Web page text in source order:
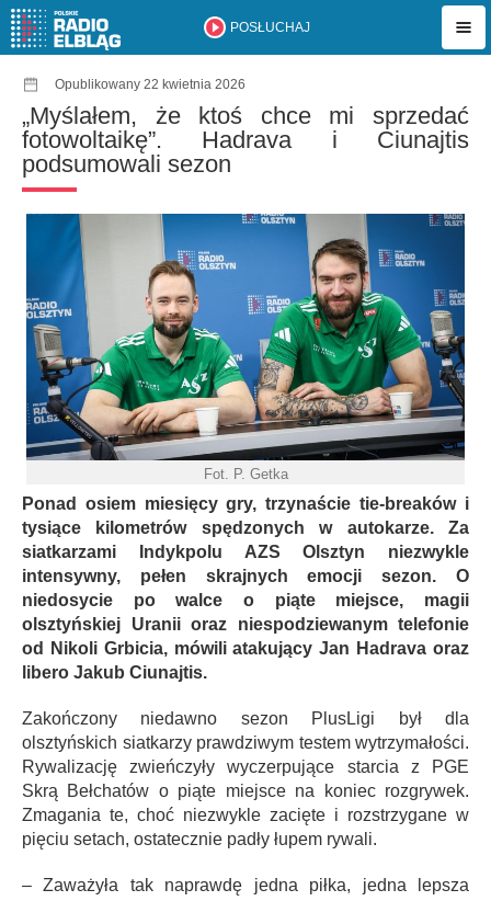
POSŁUCHAJ
Opublikowany 22 kwietnia 2026
„Myślałem, że ktoś chce mi sprzedać
fotowoltaikę”. Hadrava i Ciunajtis
podsumowali sezon
Fot. P. Getka
Ponad osiem miesięcy gry, trzynaście tie-breaków i
tysiące kilometrów spędzonych w autokarze. Za
siatkarzami Indykpolu AZS Olsztyn niezwykle
intensywny, pełen skrajnych emocji sezon. O
niedosycie po walce o piąte miejsce, magii
olsztyńskiej Uranii oraz niespodziewanym telefonie
od Nikoli Grbicia, mówili atakujący Jan Hadrava oraz
libero Jakub Ciunajtis.
Zakończony niedawno sezon PlusLigi był dla
olsztyńskich siatkarzy prawdziwym testem wytrzymałości.
Rywalizację zwieńczyły wyczerpujące starcia z PGE
Skrą Bełchatów o piąte miejsce na koniec rozgrywek.
Zmagania te, choć niezwykle zacięte i rozstrzygane w
pięciu setach, ostatecznie padły łupem rywali.
– Zaważyła tak naprawdę jedna piłka, jedna lepsza